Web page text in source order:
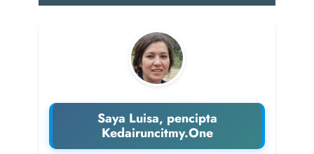
Saya Luisa, pencipta
Kedairuncitmy.One